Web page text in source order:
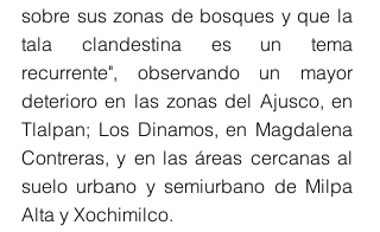
sobre sus zonas de bosques y que la
tala clandestina es un tema
recurrente", observando un mayor
deterioro en las zonas del Ajusco, en
Tlalpan; Los Dinamos, en Magdalena
Contreras, y en las áreas cercanas al
suelo urbano y semiurbano de Milpa
Alta y Xochimilco.